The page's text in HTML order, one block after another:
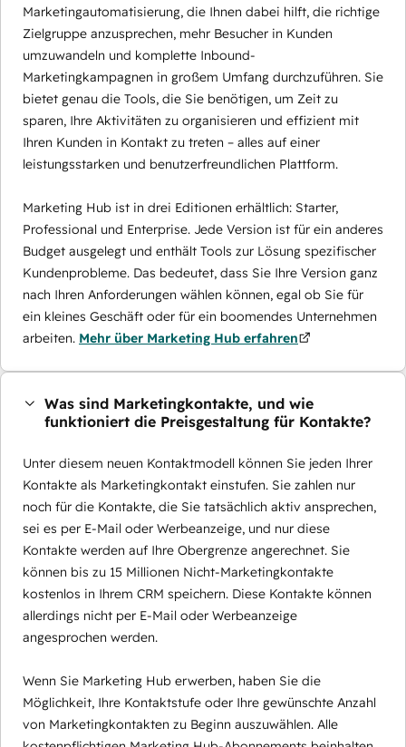
Marketingautomatisierung, die Ihnen dabei hilft, die richtige
Zielgruppe anzusprechen, mehr Besucher in Kunden
umzuwandeln und komplette Inbound-
Marketingkampagnen in großem Umfang durchzuführen. Sie
bietet genau die Tools, die Sie benötigen, um Zeit zu
sparen, Ihre Aktivitäten zu organisieren und effizient mit
Ihren Kunden in Kontakt zu treten – alles auf einer
leistungsstarken und benutzerfreundlichen Plattform.
Marketing Hub ist in drei Editionen erhältlich: Starter,
Professional und Enterprise. Jede Version ist für ein anderes
Budget ausgelegt und enthält Tools zur Lösung spezifischer
Kundenprobleme. Das bedeutet, dass Sie Ihre Version ganz
nach Ihren Anforderungen wählen können, egal ob Sie für
ein kleines Geschäft oder für ein boomendes Unternehmen
arbeiten. Mehr über Marketing Hub erfahren
Was sind Marketingkontakte, und wie
funktioniert die Preisgestaltung für Kontakte?
Unter diesem neuen Kontaktmodell können Sie jeden Ihrer
Kontakte als Marketingkontakt einstufen. Sie zahlen nur
noch für die Kontakte, die Sie tatsächlich aktiv ansprechen,
sei es per E-Mail oder Werbeanzeige, und nur diese
Kontakte werden auf Ihre Obergrenze angerechnet. Sie
können bis zu 15 Millionen Nicht-Marketingkontakte
kostenlos in Ihrem CRM speichern. Diese Kontakte können
allerdings nicht per E-Mail oder Werbeanzeige
angesprochen werden.
Wenn Sie Marketing Hub erwerben, haben Sie die
Möglichkeit, Ihre Kontaktstufe oder Ihre gewünschte Anzahl
von Marketingkontakten zu Beginn auszuwählen. Alle